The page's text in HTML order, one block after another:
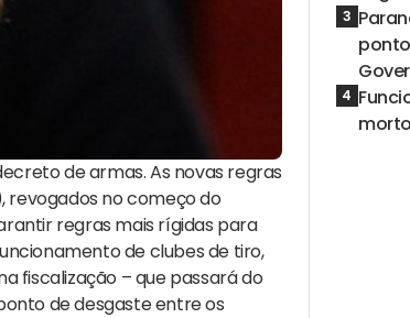
de armas. As novas regras
revogados no começo do
regras mais rígidas para
de clubes de tiro,
fiscalização – que passará do
de desgaste entre os
3
4